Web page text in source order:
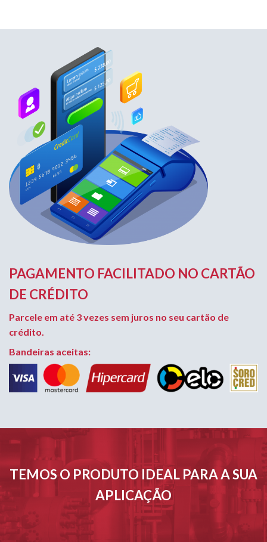
PAGAMENTO FACILITADO NO CARTÃO
DE CRÉDITO
Parcele em até 3 vezes sem juros no seu cartão de
crédito.
Bandeiras aceitas:
TEMOS O PRODUTO IDEAL PARA A SUA
APLICAÇÃO